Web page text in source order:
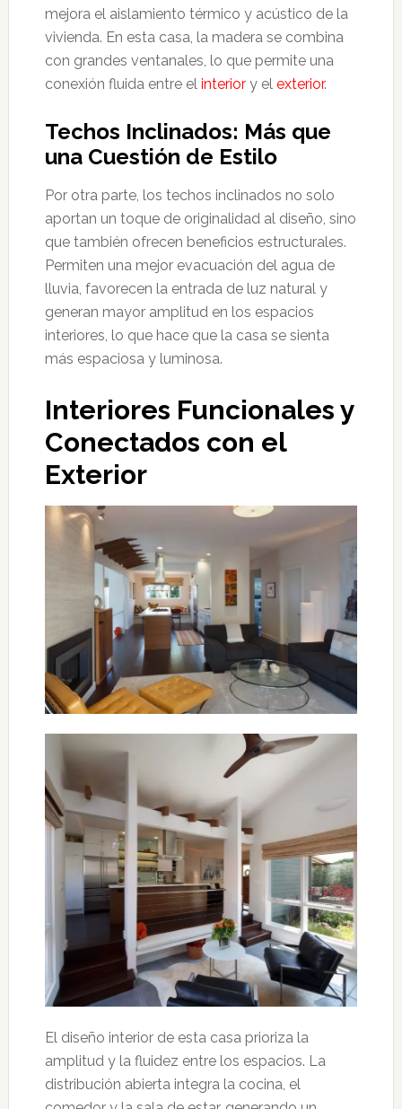
mejora el aislamiento térmico y acústico de la
vivienda. En esta casa, la madera se combina
con grandes ventanales, lo que permite una
conexión fluida entre el interiory el exterior.
Techos Inclinados: Más que
una Cuestión de Estilo
Por otra parte, los techos inclinados no solo
aportan un toque de originalidad al diseño, sino
que también ofrecen beneficios estructurales.
Permiten una mejor evacuación del agua de
lluvia, favorecen la entrada de luz natural y
generan mayor amplitud en los espacios
interiores, lo que hace que la casa se sienta
más espaciosa y luminosa.
Interiores Funcionales y
Conectados con el
Exterior
El diseño interior de esta casa prioriza la
amplitud y la fluidez entre los espacios. La
distribución abierta integra la cocina, el